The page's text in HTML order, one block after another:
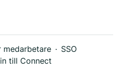
medarbetare · SSO
till Connect